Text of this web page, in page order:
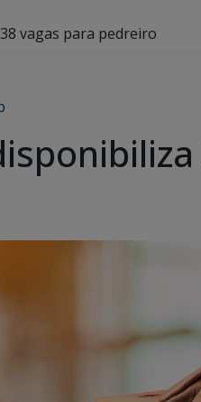
vagas para pedreiro